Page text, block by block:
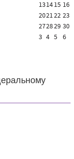
131415 16
202122 23
272829 30
3 4 5 6